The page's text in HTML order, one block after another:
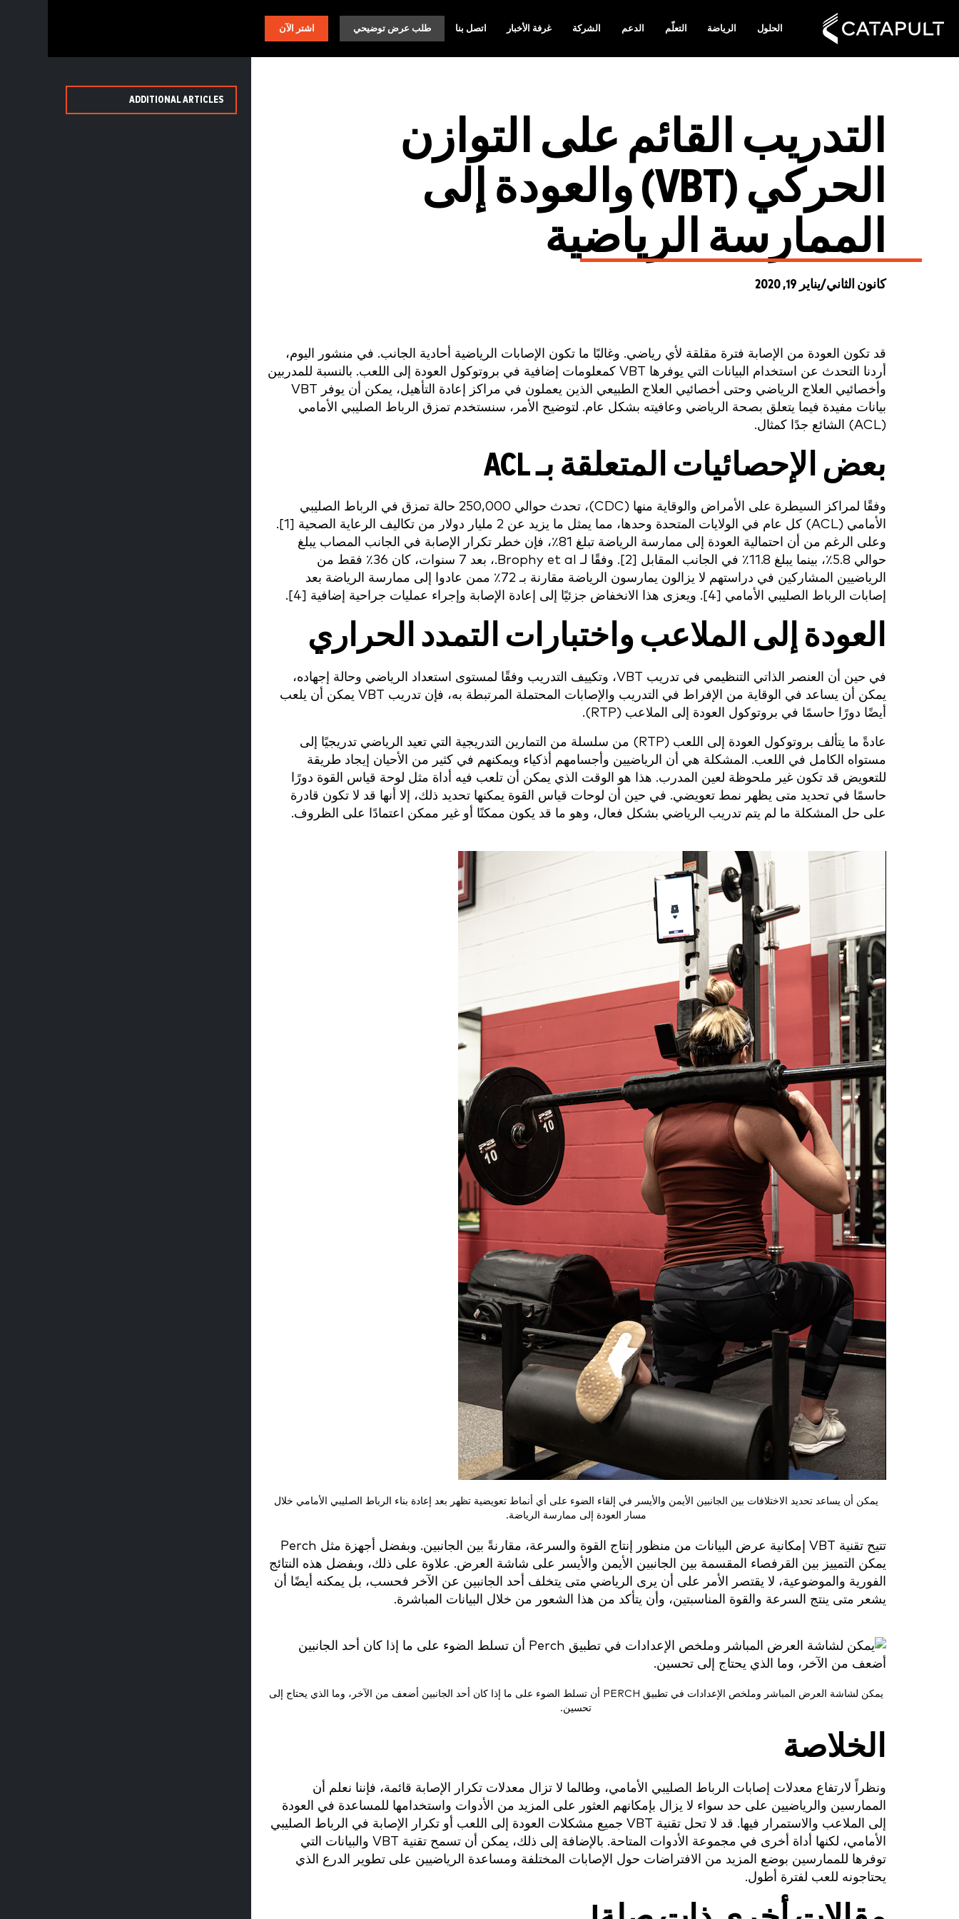
الحلول الرياضة التعلّم الدعم الشركة غرفة الأخبار اتصل بنا طلب عرض توضيحي اشتر الآن
التدريب القائم على التوازن
الحركي (VBT) والعودة إلى
الممارسة الرياضية
كانون الثاني/يناير 19, 2020
قد تكون العودة من الإصابة فترة مقلقة لأي رياضي. وغالبًا ما تكون الإصابات الرياضية أحادية الجانب. في منشور اليوم،
أردنا التحدث عن استخدام البيانات التي يوفرها VBT كمعلومات إضافية في بروتوكول العودة إلى اللعب. بالنسبة للمدربين
وأخصائيي العلاج الرياضي وحتى أخصائيي العلاج الطبيعي الذين يعملون في مراكز إعادة التأهيل، يمكن أن يوفر VBT
بيانات مفيدة فيما يتعلق بصحة الرياضي وعافيته بشكل عام. لتوضيح الأمر، سنستخدم تمزق الرباط الصليبي الأمامي
(ACL) الشائع جدًا كمثال.
بعض الإحصائيات المتعلقة بـ ACL
وفقًا لمراكز السيطرة على الأمراض والوقاية منها (CDC)، تحدث حوالي 250,000 حالة تمزق في الرباط الصليبي
الأمامي (ACL) كل عام في الولايات المتحدة وحدها، مما يمثل ما يزيد عن 2 مليار دولار من تكاليف الرعاية الصحية [1].
وعلى الرغم من أن احتمالية العودة إلى ممارسة الرياضة تبلغ 81٪، فإن خطر تكرار الإصابة في الجانب المصاب يبلغ
حوالي 5.8٪، بينما يبلغ 11.8٪ في الجانب المقابل [2]. وفقًا لـ Brophy et al.، بعد 7 سنوات، كان 36٪ فقط من
الرياضيين المشاركين في دراستهم لا يزالون يمارسون الرياضة مقارنة بـ 72٪ ممن عادوا إلى ممارسة الرياضة بعد
إصابات الرباط الصليبي الأمامي [4]. ويعزى هذا الانخفاض جزئيًا إلى إعادة الإصابة وإجراء عمليات جراحية إضافية [4].
العودة إلى الملاعب واختبارات التمدد الحراري
في حين أن العنصر الذاتي التنظيمي في تدريب VBT، وتكييف التدريب وفقًا لمستوى استعداد الرياضي وحالة إجهاده،
يمكن أن يساعد في الوقاية من الإفراط في التدريب والإصابات المحتملة المرتبطة به، فإن تدريب VBT يمكن أن يلعب
أيضًا دورًا حاسمًا في بروتوكول العودة إلى الملاعب (RTP).
عادةً ما يتألف بروتوكول العودة إلى اللعب (RTP) من سلسلة من التمارين التدريجية التي تعيد الرياضي تدريجيًا إلى
مستواه الكامل في اللعب. المشكلة هي أن الرياضيين وأجسامهم أذكياء ويمكنهم في كثير من الأحيان إيجاد طريقة
للتعويض قد تكون غير ملحوظة لعين المدرب. هذا هو الوقت الذي يمكن أن تلعب فيه أداة مثل لوحة قياس القوة دورًا
حاسمًا في تحديد متى يظهر نمط تعويضي. في حين أن لوحات قياس القوة يمكنها تحديد ذلك، إلا أنها قد لا تكون قادرة
على حل المشكلة ما لم يتم تدريب الرياضي بشكل فعال، وهو ما قد يكون ممكنًا أو غير ممكن اعتمادًا على الظروف.
يمكن أن يساعد تحديد الاختلافات بين الجانبين الأيمن والأيسر في إلقاء الضوء على أي أنماط تعويضية تظهر بعد إعادة بناء الرباط الصليبي الأمامي خلال
مسار العودة إلى ممارسة الرياضة.
تتيح تقنية VBT إمكانية عرض البيانات من منظور إنتاج القوة والسرعة، مقارنةً بين الجانبين. وبفضل أجهزة مثل Perch
يمكن التمييز بين القرفصاء المقسمة بين الجانبين الأيمن والأيسر على شاشة العرض. علاوة على ذلك، وبفضل هذه النتائج
الفورية والموضوعية، لا يقتصر الأمر على أن يرى الرياضي متى يتخلف أحد الجانبين عن الآخر فحسب، بل يمكنه أيضًا أن
يشعر متى ينتج السرعة والقوة المناسبتين، وأن يتأكد من هذا الشعور من خلال البيانات المباشرة.
يمكن لشاشة العرض المباشر وملخص الإعدادات في تطبيق PERCH أن تسلط الضوء على ما إذا كان أحد الجانبين أضعف من الآخر، وما الذي يحتاج إلى
تحسين.
الخلاصة
ونظراً لارتفاع معدلات إصابات الرباط الصليبي الأمامي، وطالما لا تزال معدلات تكرار الإصابة قائمة، فإننا نعلم أن
الممارسين والرياضيين على حد سواء لا يزال بإمكانهم العثور على المزيد من الأدوات واستخدامها للمساعدة في العودة
إلى الملاعب والاستمرار فيها. قد لا تحل تقنية VBT جميع مشكلات العودة إلى اللعب أو تكرار الإصابة في الرباط الصليبي
الأمامي، لكنها أداة أخرى في مجموعة الأدوات المتاحة. بالإضافة إلى ذلك، يمكن أن تسمح تقنية VBT والبيانات التي
توفرها للممارسين بوضع المزيد من الافتراضات حول الإصابات المختلفة ومساعدة الرياضيين على تطوير الدرع الذي
يحتاجونه للعب لفترة أطول.
ADDITIONAL ARTICLES